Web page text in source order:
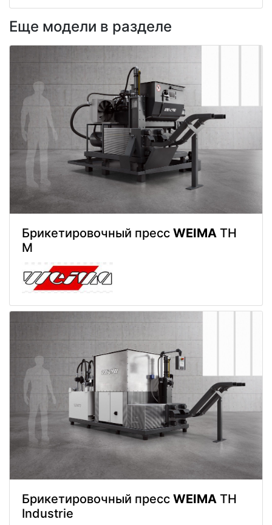
Еще модели в разделе
Брикетировочный пресс WEIMA TH
M
Брикетировочный пресс WEIMA TH
Industrie